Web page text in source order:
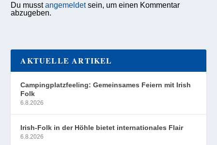
Du musstangemeldetsein, um einen Kommentar
abzugeben.
AKTUELLE ARTIKEL
Campingplatzfeeling: Gemeinsames Feiern mit Irish
Folk
6.8.2026
Irish-Folk in der Höhle bietet internationales Flair
6.8.2026